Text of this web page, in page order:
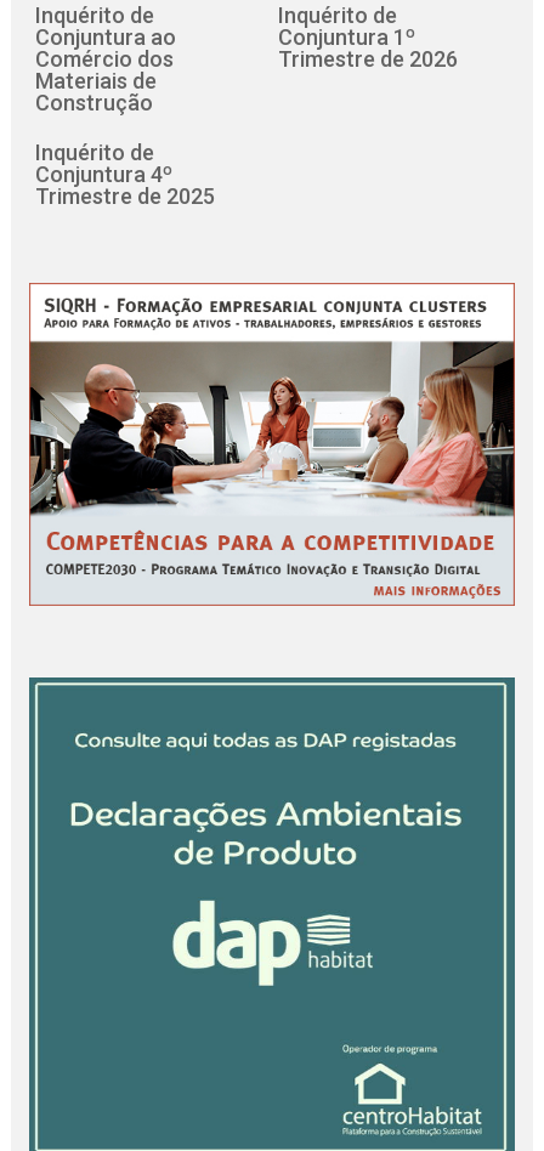
Inquérito de
Conjuntura ao
Comércio dos
Materiais de
Construção
Inquérito de
Conjuntura 1º
Trimestre de 2026
Inquérito de
Conjuntura 4º
Trimestre de 2025